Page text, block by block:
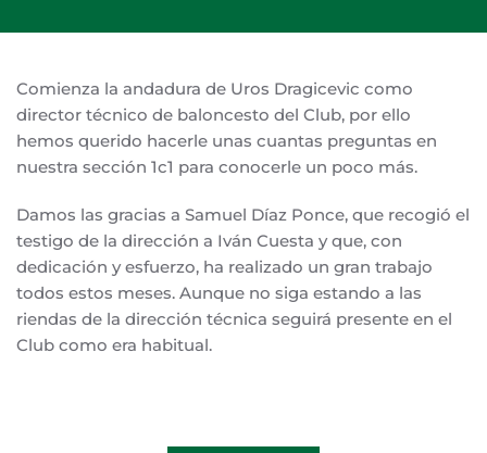
Comienza la andadura de Uros Dragicevic como
director técnico de baloncesto del Club, por ello
hemos querido hacerle unas cuantas preguntas en
nuestra sección 1c1 para conocerle un poco más.
Damos las gracias a Samuel Díaz Ponce, que recogió el
testigo de la dirección a Iván Cuesta y que, con
dedicación y esfuerzo, ha realizado un gran trabajo
todos estos meses. Aunque no siga estando a las
riendas de la dirección técnica seguirá presente en el
Club como era habitual.